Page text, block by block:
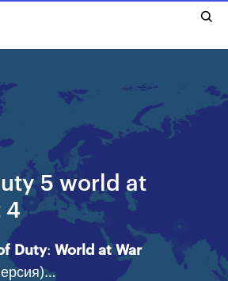
5 world at
4
Duty:World at War